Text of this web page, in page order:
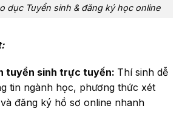
dục Tuyển sinh & đăng ký học online
tuyển sinh trực tuyến: Thí sinh dễ
tin ngành học, phương thức xét
đăng ký hồ sơ online nhanh